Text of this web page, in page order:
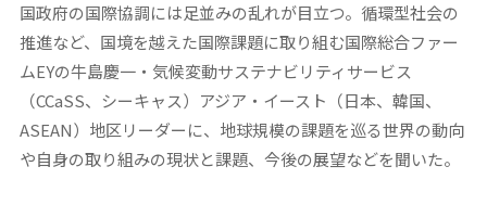
国政府の国際協調には足並みの乱れが目立つ。循環型社会の
推進など、国境を越えた国際課題に取り組む国際総合ファー
ムEYの牛島慶一・気候変動サステナビリティサービス
（CCaSS、シーキャス）アジア・イースト（日本、韓国、
ASEAN）地区リーダーに、地球規模の課題を巡る世界の動向
や自身の取り組みの現状と課題、今後の展望などを聞いた。